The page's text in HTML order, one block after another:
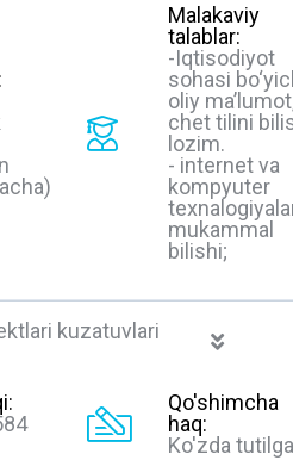
Malakaviy
talablar:
-Iqtisodiyot
sohasi
oliy
chet tilini
lozim.
- internet va
kompyuter
mukammal
bilishi;
kuzatuvlari
Qo'shimcha
haq:
Ko'zda